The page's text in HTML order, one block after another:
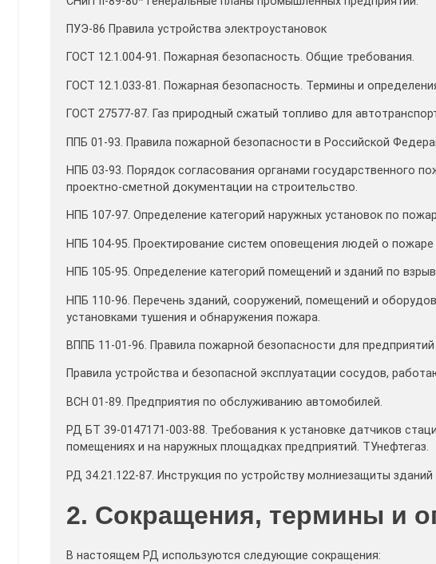
ПУЭ-86 Правила устройства электроустановок
ГОСТ 12.1.004-91. Пожарная безопасность. Общие требования.
ГОСТ 12.1.033-81. Пожарная безопасность. Термины и
ГОСТ 27577-87. Газ природный сжатый топливо для
ППБ 01-93. Правила пожарной безопасности в Российской
НПБ 03-93. Порядок согласования органами государственного
проектно-сметной документации на строительство.
НПБ 107-97. Определение категорий наружных установок по
НПБ 104-95. Проектирование систем оповещения людей о пожаре
НПБ 105-95. Определение категорий помещений и зданий по
НПБ 110-96. Перечень зданий, сооружений, помещений и
установками тушения и обнаружения пожара.
ВППБ 11-01-96. Правила пожарной безопасности для предприятий
Правила устройства и безопасной эксплуатации сосудов,
ВСН 01-89. Предприятия по обслуживанию автомобилей.
РД БТ 39-0147171-003-88. Требования к установке датчиков
помещениях и на наружных площадках предприятий. ТУнефтегаз.
РД 34.21.122-87. Инструкция по устройству молниезащиты
2. Сокращения, термины и
В настоящем РД используются следующие сокращения: